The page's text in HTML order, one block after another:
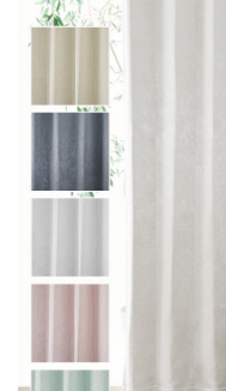
カーテンの仕上がり幅に
山のヒダでつまみます。